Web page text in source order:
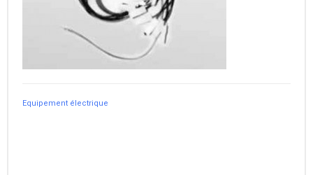
Equipement électrique